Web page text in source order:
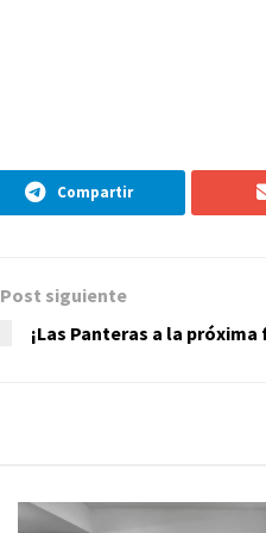
Compartir
Post siguiente
¡Las Panteras a la